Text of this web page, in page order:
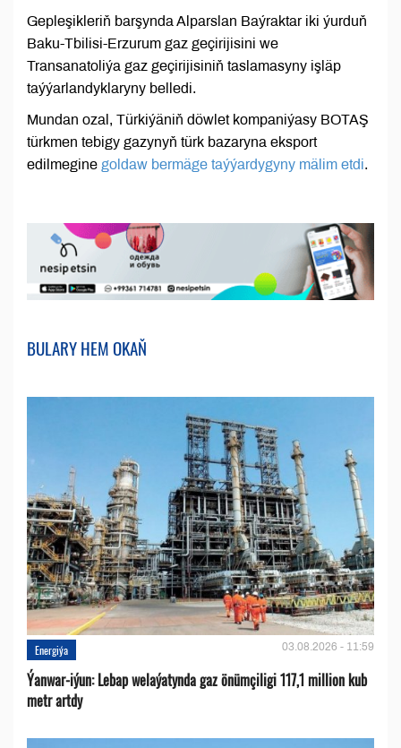
Gepleşikleriň barşynda Alparslan Baýraktar iki ýurduň
Baku-Tbilisi-Erzurum gaz geçirijisini we
Transanatoliýa gaz geçirijisiniň taslamasyny işläp
taýýarlandyklaryny belledi.
Mundan ozal, Türkiýäniň döwlet kompaniýasy BOTAŞ
türkmen tebigy gazynyň türk bazaryna eksport
edilmegine goldaw bermäge taýýardygyny mälim etdi.
BULARY HEM OKAŇ
Energiýa 03.08.2026 - 11:59
Ýanwar-iýun: Lebap welaýatynda gaz önümçiligi 117,1 million kub
metr artdy